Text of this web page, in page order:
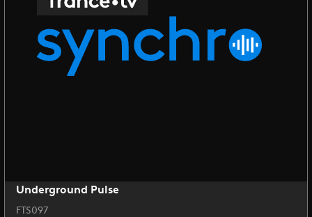
Underground Pulse
FTS097